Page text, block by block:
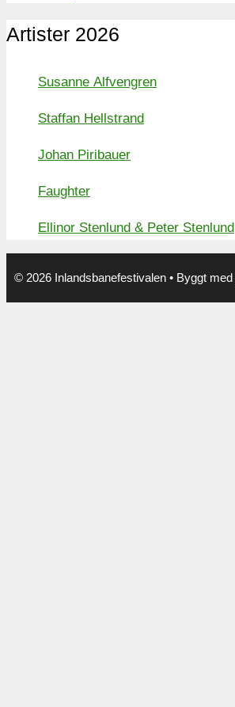
Artister 2026
Susanne Alfvengren
Staffan Hellstrand
Johan Piribauer
Faughter
Ellinor Stenlund & Peter Stenlund
© 2026 Inlandsbanefestivalen • Byggt med